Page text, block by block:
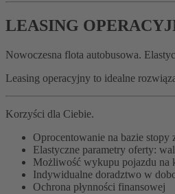
LEASING
Nowoczesna flota autobusowa.
Leasing operacyjny to idealne
Korzyści dla Ciebie.
Oprocentowanie na bazie stopy
Elastyczne parametry oferty:
Możliwość wykupu pojazdu na
Indywidualne doradztwo w
Ochrona płynności finansowej